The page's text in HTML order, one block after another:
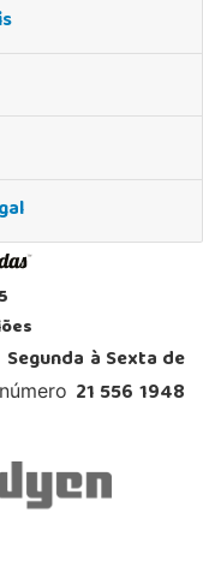
5
Segunda à Sexta de
21 556 1948